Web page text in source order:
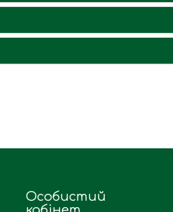
Особистий